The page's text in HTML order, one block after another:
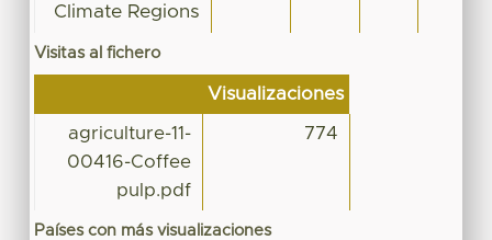
Climate Regions
Visitas al fichero
Visualizaciones
agriculture-11-
00416-Coffee
pulp.pdf
774
Países con más visualizaciones